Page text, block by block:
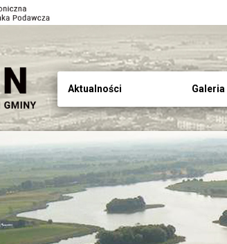
Aktualności Galeria